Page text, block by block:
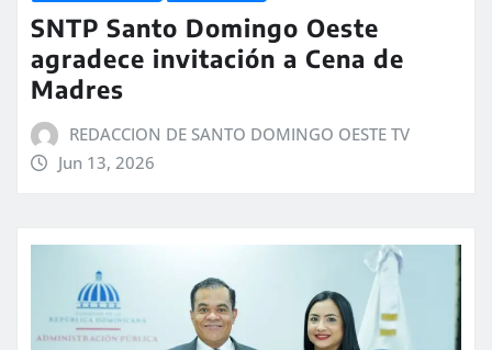
SNTP Santo Domingo Oeste
agradece invitación a Cena de
Madres
REDACCION DE SANTO DOMINGO OESTE TV
Jun 13, 2026